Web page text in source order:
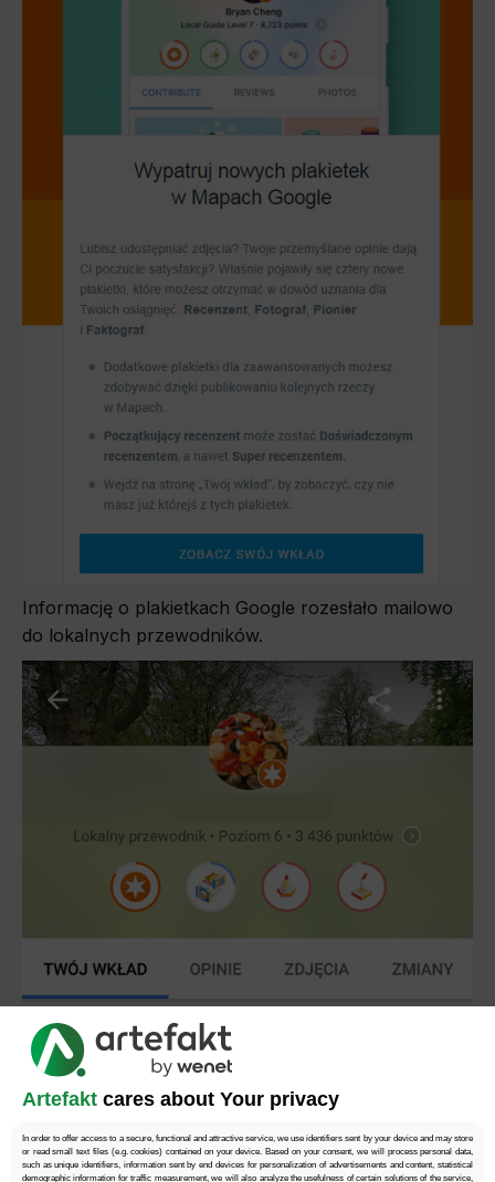
Artefakt cares about Your privacy
In order to offer access to a secure, functional and attractive service, we use identifiers sent by your device and may store
or read small text files (e.g. cookies) contained on your device. Based on your consent, we will process personal data,
such as unique identifiers, information sent by end devices for personalization of advertisements and content, statistical
demographic information for traffic measurement, we will also analyze the usefulness of certain solutions of the service,
Informację o plakietkach Google rozesłało mailowo
do lokalnych przewodników.
Niektórzy lokalni przewodnicy od razu uzyskali nowe
plakietki. Sprawdź, czy i Ty nie zostałeś
Recenzentem albo Fotografem, odwiedzając
zakładkę Twój wkładw Google Maps.
Obopólne korzyści, czyli układ